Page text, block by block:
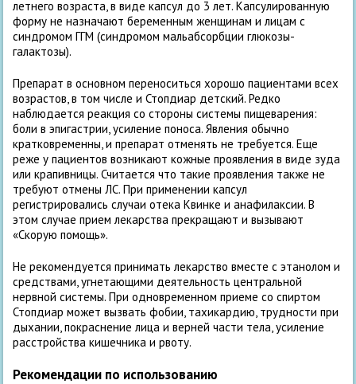
летнего возраста, в виде капсул до 3 лет. Капсулированную
форму не назначают беременным женщинам и лицам с
синдромом ГГМ (синдромом мальабсорбции глюкозы-
галактозы).
Препарат в основном переноситься хорошо пациентами всех
возрастов, в том числе и Стопдиар детский. Редко
наблюдается реакция со стороны системы пищеварения:
боли в эпигастрии, усиление поноса. Явления обычно
кратковременны, и препарат отменять не требуется. Еще
реже у пациентов возникают кожные проявления в виде зуда
или крапивницы. Считается что такие проявления также не
требуют отмены ЛС. При применении капсул
регистрировались случаи отека Квинке и анафилаксии. В
этом случае прием лекарства прекращают и вызывают
«Скорую помощь».
Не рекомендуется принимать лекарство вместе с этанолом и
средствами, угнетающими деятельность центральной
нервной системы. При одновременном приеме со спиртом
Стопдиар может вызвать фобии, тахикардию, трудности при
дыхании, покраснение лица и верней части тела, усиление
расстройства кишечника и рвоту.
Рекомендации по использованию